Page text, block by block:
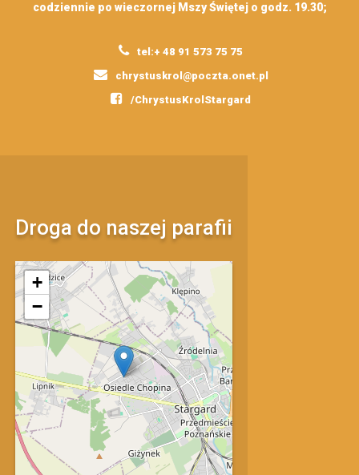
codziennie po wieczornej Mszy Świętej o godz. 19.30;
tel:+ 48 91 573 75 75
chrystuskrol@poczta.onet.pl
/ChrystusKrolStargard
Droga do naszej parafii
mapa
+
−